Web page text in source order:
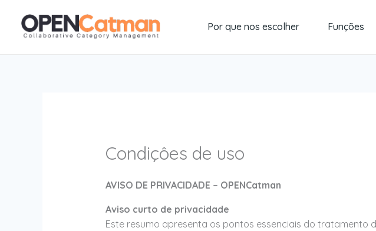
Por que nos escolher Funções
Condiçôes de uso
AVISO DE PRIVACIDADE – OPENCatman
Aviso curto de privacidade
Este resumo apresenta os pontos essenciais do tratamento